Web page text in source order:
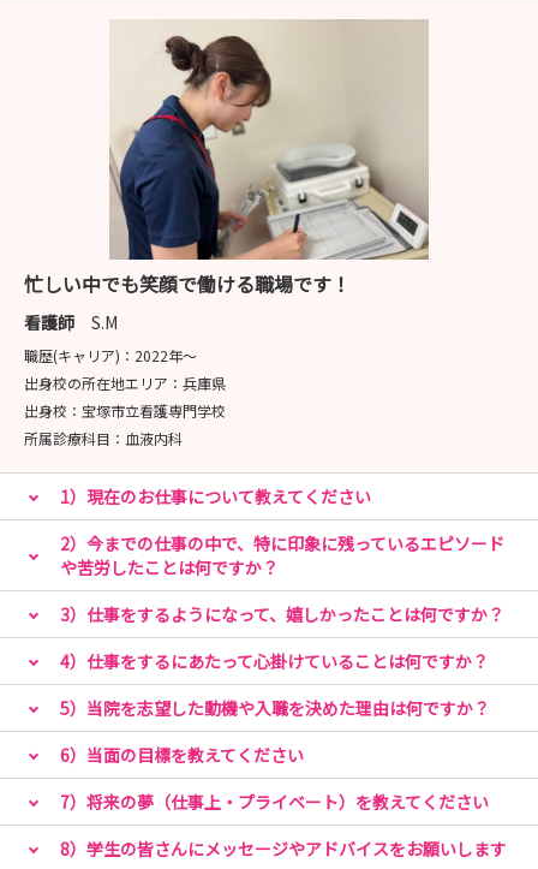
忙しい中でも笑顔で働ける職場です！
看護師 S.M
職歴(キャリア)： 2022年〜
出身校の所在地エリア： 兵庫県
出身校： 宝塚市立看護専門学校
所属診療科目： 血液内科
1）現在のお仕事について教えてください
2）今までの仕事の中で、特に印象に残っているエピソード
や苦労したことは何ですか？
3）仕事をするようになって、嬉しかったことは何ですか？
4）仕事をするにあたって心掛けていることは何ですか？
5）当院を志望した動機や入職を決めた理由は何ですか？
6）当面の目標を教えてください
7）将来の夢（仕事上・プライベート）を教えてください
8）学生の皆さんにメッセージやアドバイスをお願いします